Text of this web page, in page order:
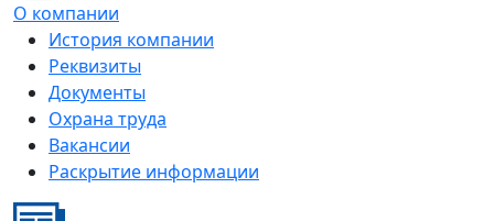
О компании
История компании
Реквизиты
Документы
Охрана труда
Вакансии
Раскрытие информации